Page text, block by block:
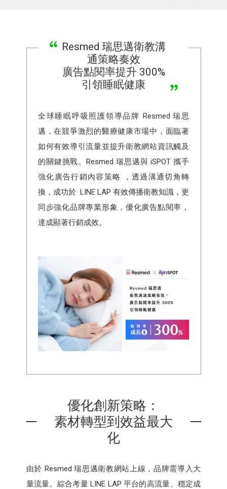
Resmed 瑞思邁衛教溝
通策略奏效
廣告點閱率提升 300%
引領睡眠健康
全球睡眠呼吸照護領導品牌 Resmed 瑞思
邁，在競爭激烈的醫療健康市場中，面臨著
如何有效導引流量並提升衛教網站資訊觸及
的關鍵挑戰。Resmed 瑞思邁與 iSPOT 攜手
強化廣告行銷內容策略 ，透過溝通切角轉
換，成功於 LINE LAP 有效傳播衛教知識，更
同步強化品牌專業形象，優化廣告點閱率，
達成顯著行銷成效。
優化創新策略：
素材轉型到效益最大
化
由於 Resmed 瑞思邁衛教網站上線，品牌需導入大
量流量。綜合考量 LINE LAP 平台的高流量、穩定成